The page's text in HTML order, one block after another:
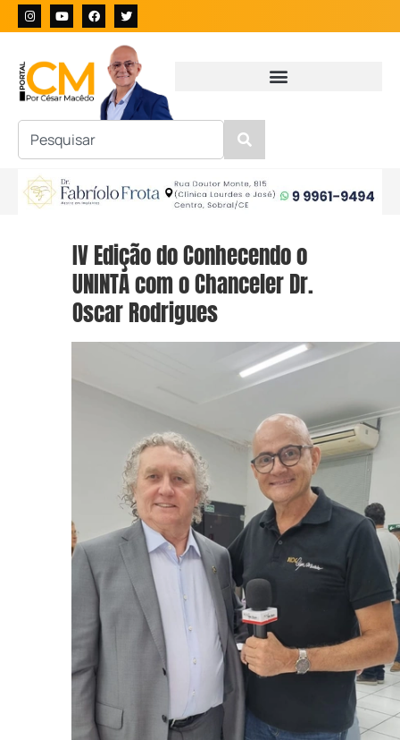
IV Edição do Conhecendo o
UNINTA com o Chanceler Dr.
Oscar Rodrigues